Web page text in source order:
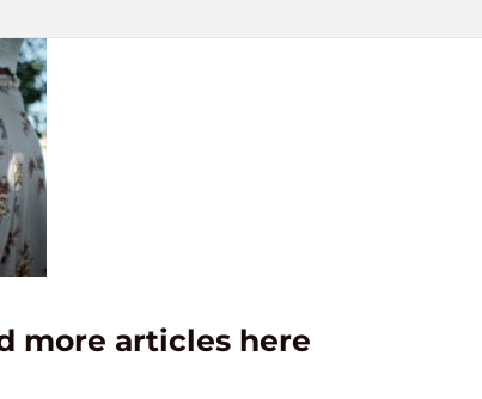
more articles here